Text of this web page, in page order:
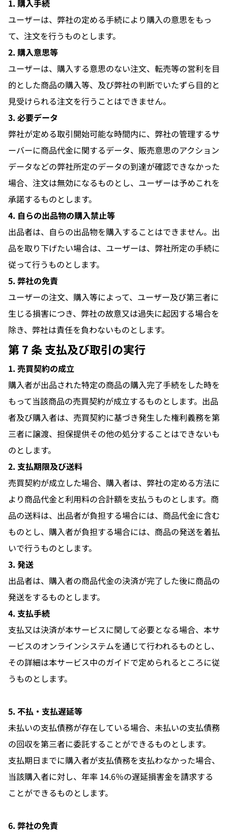
1. 購入手続
ユーザーは、弊社の定める手続により購入の意思をもっ
て、注文を行うものとします。
2. 購入意思等
ユーザーは、購入する意思のない注文、転売等の営利を目
的とした商品の購入等、及び弊社の判断でいたずら目的と
見受けられる注文を行うことはできません。
3. 必要データ
弊社が定める取引開始可能な時間内に、弊社の管理するサ
ーバーに商品代金に関するデータ、販売意思のアクション
データなどの弊社所定のデータの到達が確認できなかった
場合、注文は無効になるものとし、ユーザーは予めこれを
承諾するものとします。
4. 自らの出品物の購入禁止等
出品者は、自らの出品物を購入することはできません。出
品を取り下げたい場合は、ユーザーは、弊社所定の手続に
従って行うものとします。
5. 弊社の免責
ユーザーの注文、購入等によって、ユーザー及び第三者に
生じる損害につき、弊社の故意又は過失に起因する場合を
除き、弊社は責任を負わないものとします。
第 7 条 支払及び取引の実行
1. 売買契約の成立
購入者が出品された特定の商品の購入完了手続をした時を
もって当該商品の売買契約が成立するものとします。出品
者及び購入者は、売買契約に基づき発生した権利義務を第
三者に譲渡、担保提供その他の処分することはできないも
のとします。
2. 支払期限及び送料
売買契約が成立した場合、購入者は、弊社の定める方法に
より商品代金と利用料の合計額を支払うものとします。商
品の送料は、出品者が負担する場合には、商品代金に含む
ものとし、購入者が負担する場合には、商品の発送を着払
いで行うものとします。
3. 発送
出品者は、購入者の商品代金の決済が完了した後に商品の
発送をするものとします。
4. 支払手続
支払又は決済が本サービスに関して必要となる場合、本サ
ービスのオンラインシステムを通じて行われるものとし、
その詳細は本サービス中のガイドで定められるところに従
うものとします。
5. 不払・支払遅延等
未払いの支払債務が存在している場合、未払いの支払債務
の回収を第三者に委託することができるものとします。
支払期日までに購入者が支払債務を支払わなかった場合、
当該購入者に対し、年率 14.6％の遅延損害金を請求する
ことができるものとします。
6. 弊社の免責